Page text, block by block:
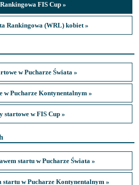
FIS Cup »
Rankingowa (WRL) kobiet »
w Pucharze Świata »
w Pucharze Kontynentalnym »
startowe w FIS Cup »
startu w Pucharze Świata »
startu w Pucharze Kontynentalnym »